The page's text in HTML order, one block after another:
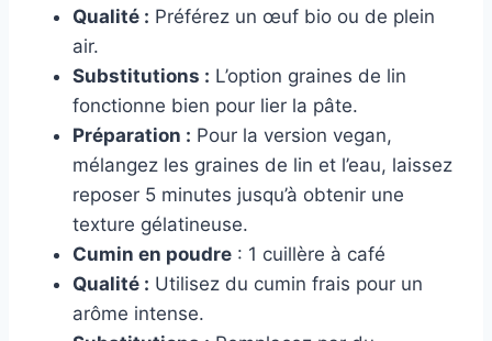
Qualité : Préférez un œuf bio ou de plein
air.
Substitutions : L’option graines de lin
fonctionne bien pour lier la pâte.
Préparation : Pour la version vegan,
mélangez les graines de lin et l’eau, laissez
reposer 5 minutes jusqu’à obtenir une
texture gélatineuse.
Cumin en poudre : 1 cuillère à café
Qualité : Utilisez du cumin frais pour un
arôme intense.